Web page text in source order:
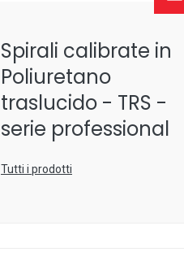
Spirali calibrate in
Poliuretano
traslucido - TRS -
serie professional
Tutti i prodotti